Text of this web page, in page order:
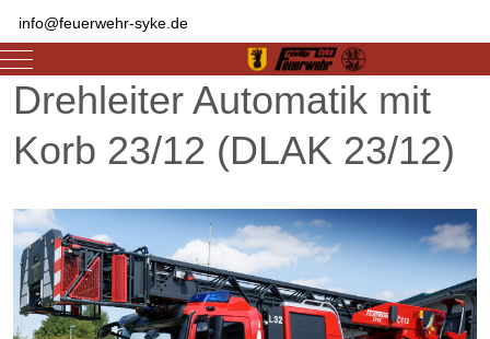
info@feuerwehr-syke.de
Mobile Menu Toggle
Drehleiter Automatik mit
Korb 23/12 (DLAK 23/12)